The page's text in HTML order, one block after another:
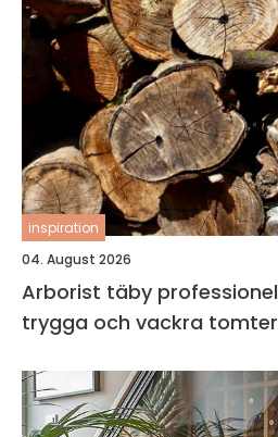
inspiration
04. August 2026
Arborist täby professionell trädvård för
trygga och vackra tomter